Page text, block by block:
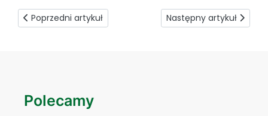
Poprzedni artykuł: Kiedyś zielarstwo, dziś fitoterapia
Poprzedni artykuł Następny artykuł: Media
Następny artykuł
Polecamy